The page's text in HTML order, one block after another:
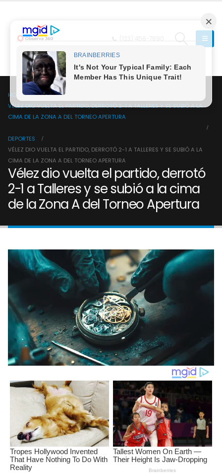
HOME
VÉLEZ DIO VUELTA EL PARTIDO, DERROTÓ 2-1 A TALLERES Y SE SUBIÓ A LA
CIMA DE LA ZONA A DEL TORNEO APERTURA
DEPORTES
VÉLEZ DIO VUELTA EL PARTIDO, DERROTÓ 2-1 A TALLERES Y SE SUBIÓ A LA
CIMA DE LA ZONA A DEL TORNEO APERTURA
Vélez dio vuelta el partido, derrotó
2-1 a Talleres y se subió a la cima
de la Zona A del Torneo Apertura